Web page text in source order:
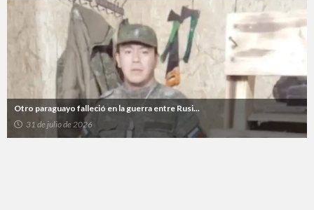
Otro paraguayo falleció en la guerra entre Rusi...
31 de julio de 2026